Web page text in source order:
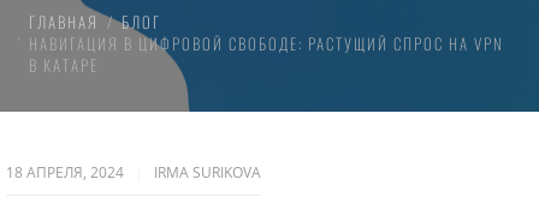
ГЛАВНАЯ
БЛОГ
НАВИГАЦИЯ В ЦИФРОВОЙ СВОБОДЕ: РАСТУЩИЙ СПРОС НА VPN
В КАТАРЕ
18 АПРЕЛЯ, 2024 IRMA SURIKOVA